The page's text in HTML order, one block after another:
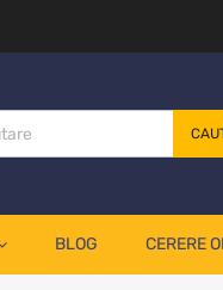
BLOG CERERE